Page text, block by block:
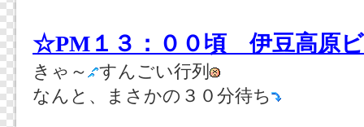
☆PM１３：００頃 伊豆高原
きゃ～
すんごい行列
なんと、まさかの３０分待ち